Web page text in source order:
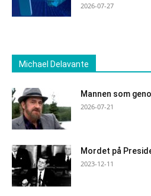
2026-07-27
Michael Delavante
Mannen som
2026-07-21
Mordet på
2023-12-11